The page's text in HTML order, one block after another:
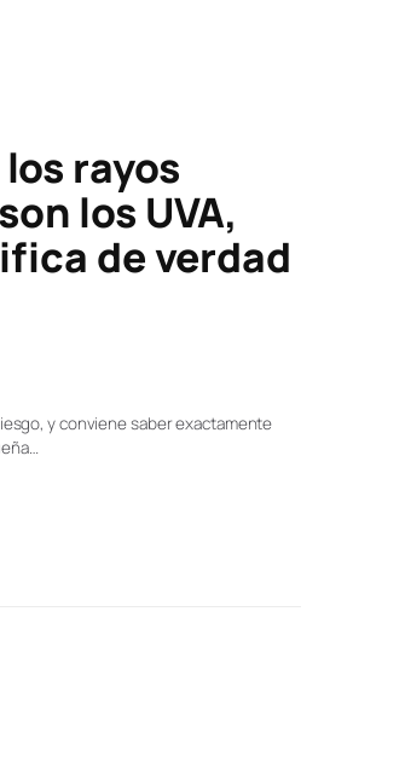
rayos
los UVA,
de verdad
y conviene saber exactamente